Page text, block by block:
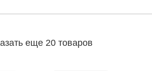
еще 20 товаров